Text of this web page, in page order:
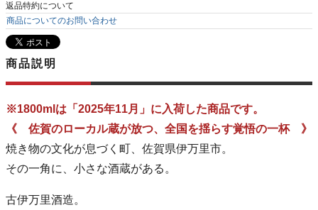
返品特約について
商品についてのお問い合わせ
商品説明
※1800mlは「2025年11月」に入荷した商品です。
《 佐賀のローカル蔵が放つ、全国を揺らす覚悟の一杯 》
焼き物の文化が息づく町、佐賀県伊万里市。
その一角に、小さな酒蔵がある。
古伊万里酒造。